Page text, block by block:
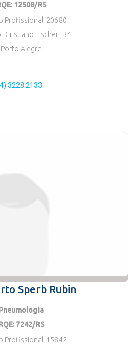
12508/RS
Profissional: 20680
Cristiano Fischer , 34
Porto Alegre
3228.2133
Sperb Rubin
7242/RS
Profissional: 15842